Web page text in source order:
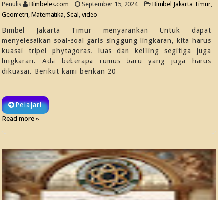
Penulis Bimbeles.com September 15, 2024 Bimbel Jakarta Timur,
Geometri,Matematika,Soal ,video
Bimbel Jakarta Timur menyarankan Untuk dapat
menyelesaikan soal-soal garis singgung lingkaran, kita harus
kuasai tripel phytagoras, luas dan keliling segitiga juga
lingkaran. Ada beberapa rumus baru yang juga harus
dikuasai. Berikut kami berikan 20
Pelajari
Read more »